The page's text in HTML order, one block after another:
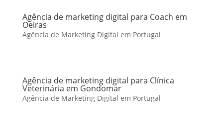
Agência de marketing digital para Coach em
Oeiras
Agência de Marketing Digital em Portugal
Agência de marketing digital para Clínica
Veterinária em Gondomar
Agência de Marketing Digital em Portugal